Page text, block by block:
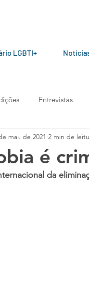
LGBTI+
Entrevistas
do Fórum
Manifesto
é
mai. de 2021 2 min de
da